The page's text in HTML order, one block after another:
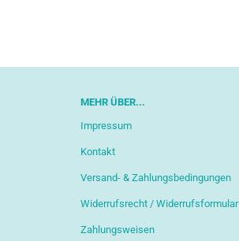
MEHR ÜBER...
Impressum
Kontakt
Versand- & Zahlungsbedingungen
Widerrufsrecht / Widerrufsformular
Zahlungsweisen